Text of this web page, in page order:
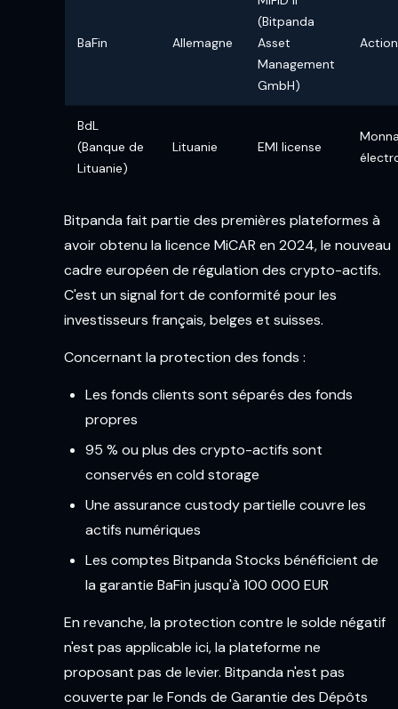
BaFin Allemagne
(Bitpanda
Asset
Management
GmbH)
BdL
(Banque de
Lituanie)
Lituanie EMI license
Bitpanda fait partie des premières plateformes à
avoir obtenu la licence MiCAR en 2024, le nouveau
cadre européen de régulation des crypto-actifs.
C'est un signal fort de conformité pour les
investisseurs français, belges et suisses.
Concernant la protection des fonds :
Les fonds clients sont séparés des fonds
propres
95 % ou plus des crypto-actifs sont
conservés en cold storage
Une assurance custody partielle couvre les
actifs numériques
Les comptes Bitpanda Stocks bénéficient de
la garantie BaFin jusqu'à 100 000 EUR
En revanche, la protection contre le solde négatif
n'est pas applicable ici, la plateforme ne
proposant pas de levier. Bitpanda n'est pas
couverte par le Fonds de Garantie des Dépôts